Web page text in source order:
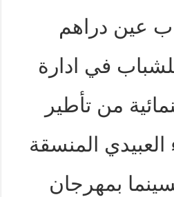
عين دراهم
في ادارة
من تأطير
العبيدي المنسقة
بمهرجان